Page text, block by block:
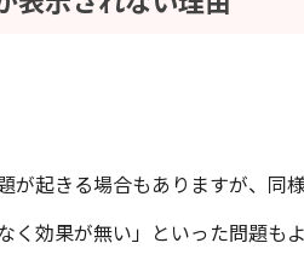
が起きる場合もありますが、同
効果が無い」といった問題もよ